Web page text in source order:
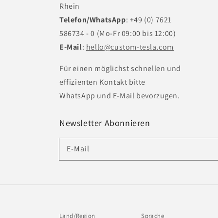
Rhein
Telefon/WhatsApp: +49 (0) 7621
586734 - 0 (Mo-Fr 09:00 bis 12:00)
E-Mail: hello@custom-tesla.com
Für einen möglichst schnellen und
effizienten Kontakt bitte
WhatsApp und E-Mail bevorzugen.
Newsletter Abonnieren
E-Mail
Land/Region Sprache